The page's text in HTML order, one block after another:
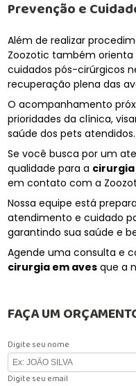
Prevenção e
Além de realizar
Zoozotic também
cuidados pós-cirúrgicos
recuperação plena das
O acompanhamento
prioridades da clínica,
saúde dos pets atendidos.
Se você busca por um
qualidade para a cirurgia
em contato com a
Nossa equipe está
atendimento e cuidado
garantindo sua saúde e
Agende uma consulta e
cirurgia em aves que a
FAÇA UM
Digite seu nome
Digite seu email